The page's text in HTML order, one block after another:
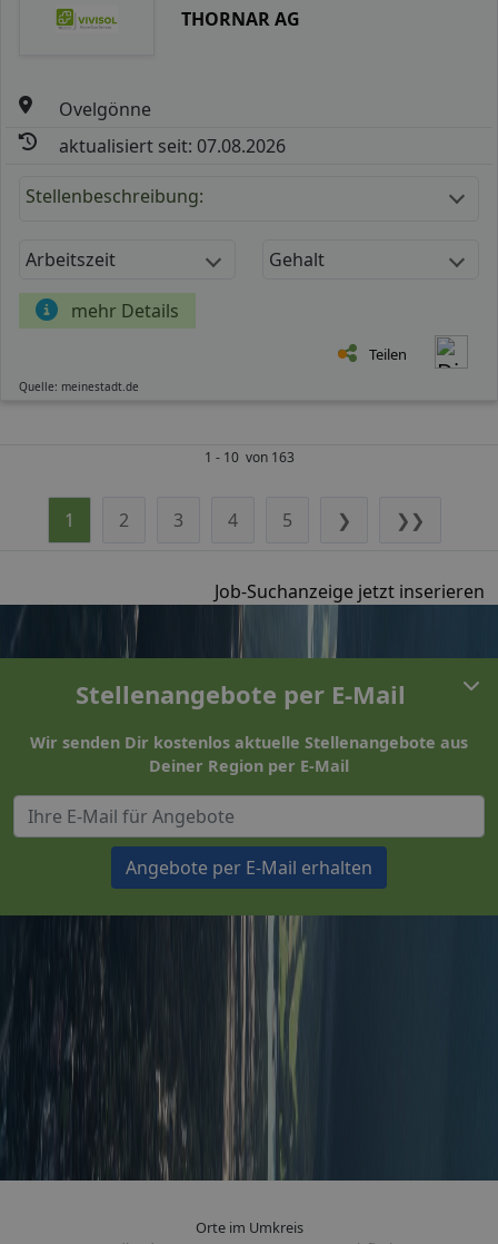
THORNAR AG
Ovelgönne
aktualisiert seit: 07.08.2026
Stellenbeschreibung:
Arbeitszeit Gehalt
mehr Details
Teilen
Quelle: meinestadt.de
1 - 10 von 163
1 2 3 4 5 ❯ ❯❯
Job-Suchanzeige jetzt inserieren
Stellenangebote per E-Mail
Wir senden Dir kostenlos aktuelle Stellenangebote aus
Deiner Region per E-Mail
Angebote per E-Mail erhalten
Orte im Umkreis